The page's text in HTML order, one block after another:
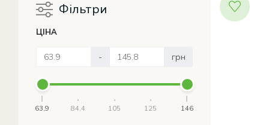
Фільтри
ЦІНА
- грн
63,9 84,4 105 125 146